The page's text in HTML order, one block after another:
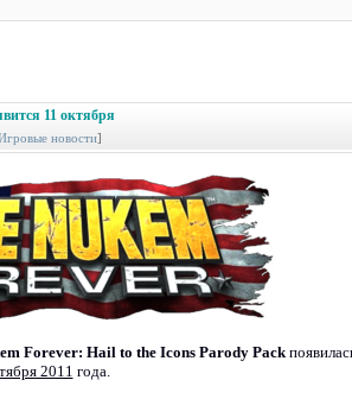
11 октября
новости]
Forever: Hail to the Icons Parody Pack
2011 года.